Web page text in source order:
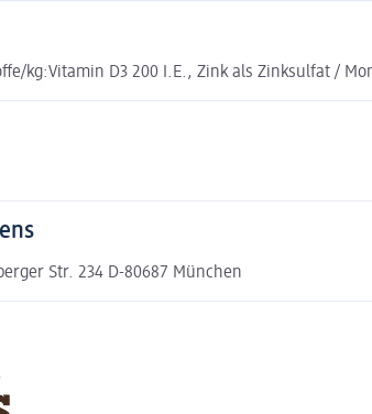
kg:Vitamin D3 200 I.E., Zink als Zinksulfat /
Str. 234 D-80687 München